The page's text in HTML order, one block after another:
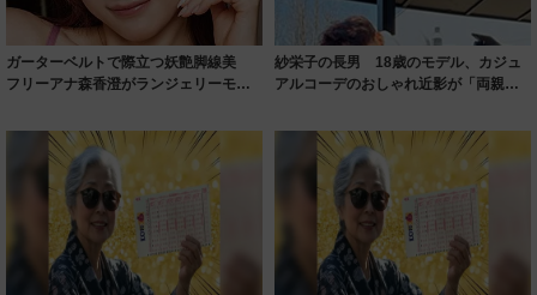
ガーターベルトで際立つ妖艶脚線美
フリーアナ森香澄がランジェリーモデ
紗栄子の長男 18歳のモデル、カジュ
アルコーデのおしゃれ近影が「両親の